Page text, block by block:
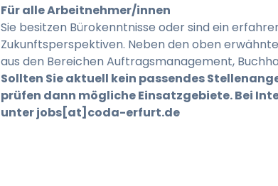
Für alle Arbeitnehmer/innen
Sie besitzen Bürokenntnisse oder sind ein
Zukunftsperspektiven. Neben den oben
aus den Bereichen Auftragsmanagement,
Sollten Sie aktuell kein passendes
prüfen dann mögliche Einsatzgebiete. Bei
unter jobs[at]coda-erfurt.de